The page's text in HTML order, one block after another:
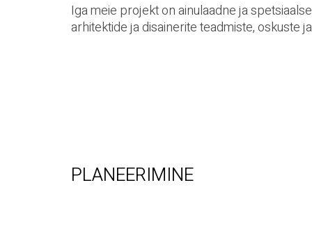
Iga meie projekt on ainulaadne ja
arhitektide ja disainerite teadmiste, oskuste
PLANEERIMINE